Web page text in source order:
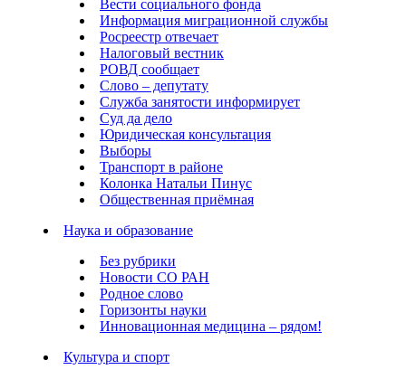
Вести социального фонда
Информация миграционной службы
Росреестр отвечает
Налоговый вестник
РОВД сообщает
Слово – депутату
Служба занятости информирует
Суд да дело
Юридическая консультация
Выборы
Транспорт в районе
Колонка Натальи Пинус
Общественная приёмная
Наука и образование
Без рубрики
Новости СО РАН
Родное слово
Горизонты науки
Инновационная медицина – рядом!
Культура и спорт